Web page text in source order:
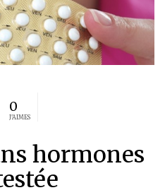
0
J'AIMES
hormones